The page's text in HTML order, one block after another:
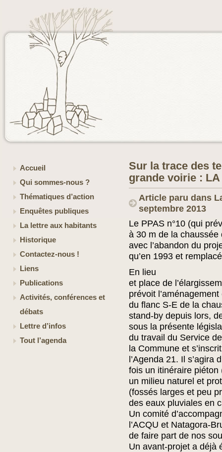
Accueil
Qui sommes-nous ?
Thématiques d’action
Enquêtes publiques
La lettre aux habitants
Historique
Contactez-nous !
Liens
Publications
Activités, conférences et
débats
Lettre d’infos
Tout l’agenda
Sur la trace des
grande voirie : LA
Article paru dans
septembre 2013
Le PPAS n°10 (qui
à 30 m de la
avec l’abandon du
qu’en 1993 et
En lieu
et place de
prévoit
du flanc S-E de la
stand-by depuis lors,
sous la présente
du travail du Service
la Commune et
l’Agenda 21. Il s’agira
fois un itinéraire
un milieu naturel et
(fossés larges et peu
des eaux pluviales en
Un comité
l’ACQU et Natagora-
de faire part de nos
Un avant-projet a déjà